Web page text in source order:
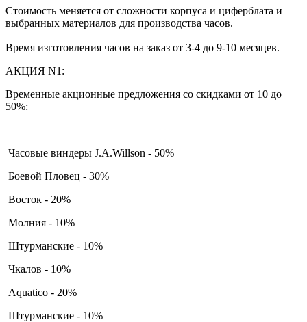
Стоимость меняется от сложности корпуса и циферблата и
выбранных материалов для производства часов.
Время изготовления часов на заказ от 3-4 до 9-10 месяцев.
АКЦИЯ N1:
Временные акционные предложения со скидками от 10 до
50%:
Часовые виндеры J.A.Willson - 50%
Боевой Пловец - 30%
Восток - 20%
Молния - 10%
Штурманские - 10%
Чкалов - 10%
Aquatico - 20%
Штурманские - 10%